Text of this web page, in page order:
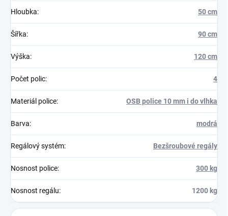
Hloubka: 50 cm
Šířka: 90 cm
Výška: 120 cm
Počet polic: 4
Materiál police: OSB police 10 mm i do vlhka
Barva: modrá
Regálový systém: Bezšroubové regály
Nosnost police: 300 kg
Nosnost regálu: 1200 kg